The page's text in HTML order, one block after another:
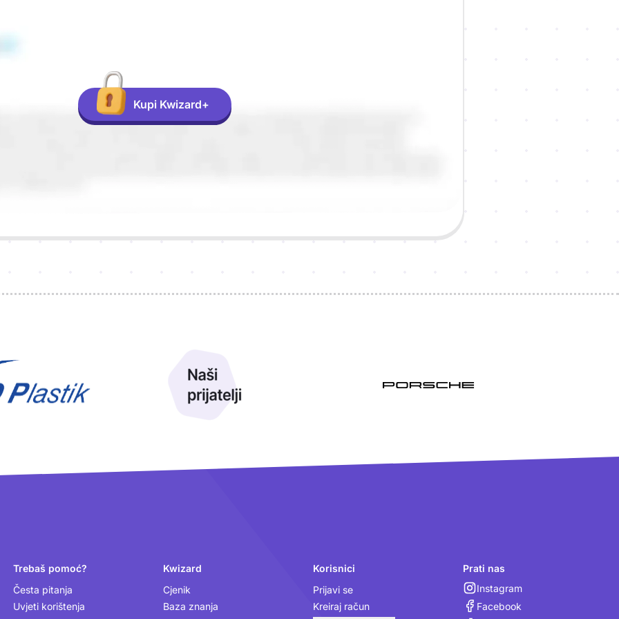
Kupi Kwizard+
Trebaš pomoć?
Česta pitanja
Uvjeti korištenja
Kwizard
Cjenik
Baza znanja
Korisnici
Prijavi se
Kreiraj račun
Prati nas
Instagram
Facebook